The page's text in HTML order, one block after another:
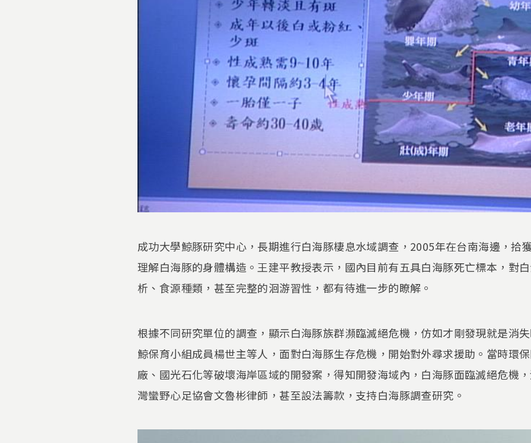
成功大學鯨豚研究中心，長期進行白海豚棲息水域調查，2005年在台南海邊，拾
理解白海豚的身體構造。王建平教授表示，國內目前有五具白海豚死亡標本，對
析、食源種類，甚至完整的洄游習性，都有待進一步的瞭解。
根據不同研究單位的調查，顯示白海豚族群瀕臨滅絕危機，仿如才剛發現就是消
鯨保育小組成員楊世主等人，面對白海豚生存危機，開始對外尋求援助。當時環
廠、國光石化等破壞海岸區域的開發案，得知開發海域內，白海豚面臨滅絕危機
灣蠻野心足協會文魯彬律師，甚至設法籌款，支持白海豚調查研究。